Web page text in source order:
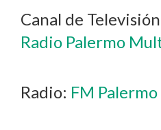
Canal de
Radio Palermo
Radio: FM